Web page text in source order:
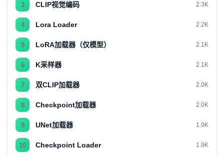
3 CLIP视觉编码 2.3K
4 Lora Loader 2.2K
5 LoRA加载器（仅模型） 2.1K
6 K采样器 2.1K
7 双CLIP加载器 2.0K
8 Checkpoint加载器 2.0K
9 UNet加载器 1.9K
10 Checkpoint Loader 1.9K